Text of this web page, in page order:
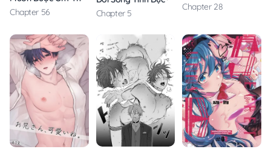
Chapter 56
Chapter 5
Chapter 28